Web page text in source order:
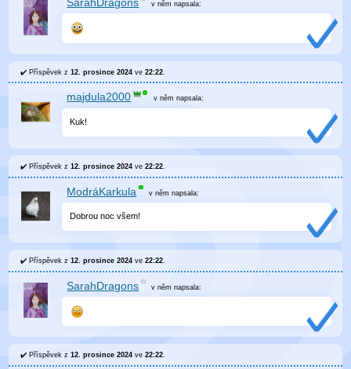
SarahDragons v němnapsala:
Příspěvek z12. prosince 2024 ve22:22
majdula2000 v něm napsala:
Kuk!
Příspěvek z12. prosince 2024 ve22:22
ModráKarkula v němnapsala:
Dobrou noc všem!
Příspěvek z12. prosince 2024 ve22:22.
SarahDragons v němnapsala:
Příspěvek z12. prosince 2024 ve22:22.